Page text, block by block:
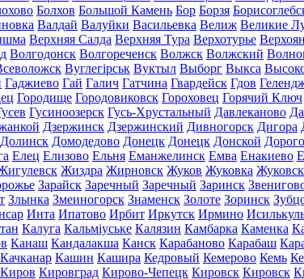
Болхов Большой Камень Бор Борзя
Валдай Валуйки Васильевка Велиж Великие
Верхняя Салда Верхняя Тура Верхотурье
Волгодонск Волгореченск Волжск Волжский
Вуглегірськ Вуктыл Выборг Выкса
Гаджиево Гай Галич Гатчина Гвардейск Гдов
Городище Городовиковск Гороховец Горячий Ключ
Гусиноозерск Гусь-Хрустальный Давлеканово
Дзержинск Дзержинский Дивногорск Дигора
Долинск Домодедово Донецк Донецк Донской
Елец Елизово Ельня Еманжелинск Емва Енакиево
Жиздра Жирновск Жуков Жуковка
Зарайск Заречный Заречный Заринск
Злынка Змеиногорск Знаменск Золоте Зоринск
Инта Ипатово Ирбит Иркутск Ирмино
Калуга Кальміуське Калязин Камбарка Каменка
Канаш Кандалакша Канск Карабаново Карабаш
Качканар Кашин Кашира Кедровый Кемерово Кемь
Киров Кировград Кирово-Чепецк Кировск Кировск